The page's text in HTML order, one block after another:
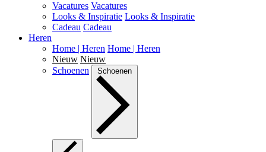
Vacatures Vacatures
Looks & Inspiratie Looks & Inspiratie
Cadeau Cadeau
Heren
Home | Heren Home | Heren
Nieuw Nieuw
Schoenen
Schoenen